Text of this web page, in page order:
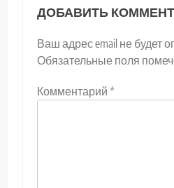
ДОБАВИТЬ
Ваш адрес email не будет
Обязательные поля
Комментарий *